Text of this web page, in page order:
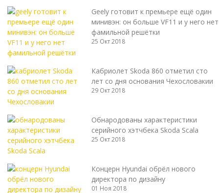
Geely готовит к премьере ещё один
минивэн: он больше VF11 и у него нет
фамильной решётки
25 Окт 2018
Кабриолет Skoda 860 отметил сто
лет со дня основания Чехословакии
29 Окт 2018
Обнародованы характеристики
серийного хэтчбека Skoda Scala
25 Окт 2018
Концерн Hyundai обрёл нового
директора по дизайну
01 Ноя 2018